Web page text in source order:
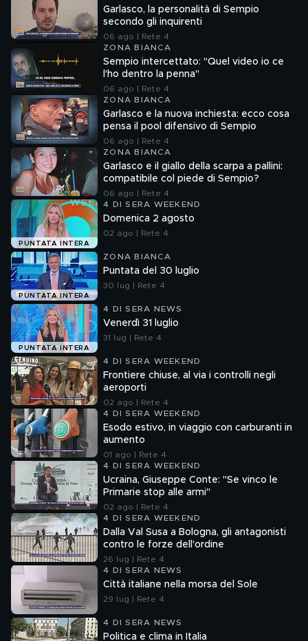
Garlasco, la personalità di Sempio
secondo gli inquirenti
06 ago | Rete 4
ZONA BIANCA
Sempio intercettato: "Quel video io ce
l'ho dentro la penna"
06 ago | Rete 4
ZONA BIANCA
Garlasco e la nuova inchiesta: ecco cosa
pensa il pool difensivo di Sempio
06 ago | Rete 4
ZONA BIANCA
Garlasco e il giallo della scarpa a pallini:
compatibile col piede di Sempio?
06 ago | Rete 4
PUNTATA INTERA
4 DI SERA WEEKEND
Domenica 2 agosto
02 ago | Rete 4
PUNTATA INTERA
ZONA BIANCA
Puntata del 30 luglio
30 lug | Rete 4
PUNTATA INTERA
4 DI SERA NEWS
Venerdì 31 luglio
31 lug | Rete 4
4 DI SERA WEEKEND
Frontiere chiuse, al via i controlli negli
aeroporti
02 ago | Rete 4
4 DI SERA WEEKEND
Esodo estivo, in viaggio con carburanti in
aumento
01 ago | Rete 4
4 DI SERA WEEKEND
Ucraina, Giuseppe Conte: "Se vinco le
Primarie stop alle armi"
02 ago | Rete 4
4 DI SERA WEEKEND
Dalla Val Susa a Bologna, gli antagonisti
contro le forze dell'ordine
26 lug | Rete 4
4 DI SERA NEWS
Città italiane nella morsa del Sole
29 lug | Rete 4
4 DI SERA NEWS
Politica e clima in Italia